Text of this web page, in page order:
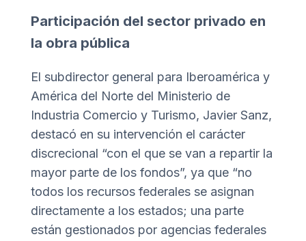
Participación del sector privado en
la obra pública
El subdirector general para Iberoamérica y
América del Norte del Ministerio de
Industria Comercio y Turismo, Javier Sanz,
destacó en su intervención el carácter
discrecional “con el que se van a repartir la
mayor parte de los fondos”, ya que “no
todos los recursos federales se asignan
directamente a los estados; una parte
están gestionados por agencias federales